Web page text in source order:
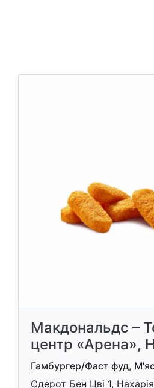
Макдональдс –
центр «Арена»,
Гамбургер/Фаст фуд,
Сдерот Бен Цві 1, Нахарія